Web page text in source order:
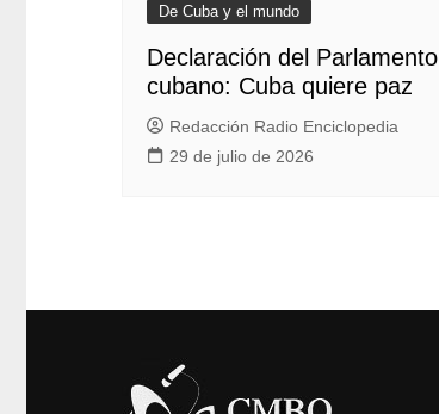
De Cuba y el mundo
Declaración del Parlamento
cubano: Cuba quiere paz
Redacción Radio Enciclopedia
29 de julio de 2026